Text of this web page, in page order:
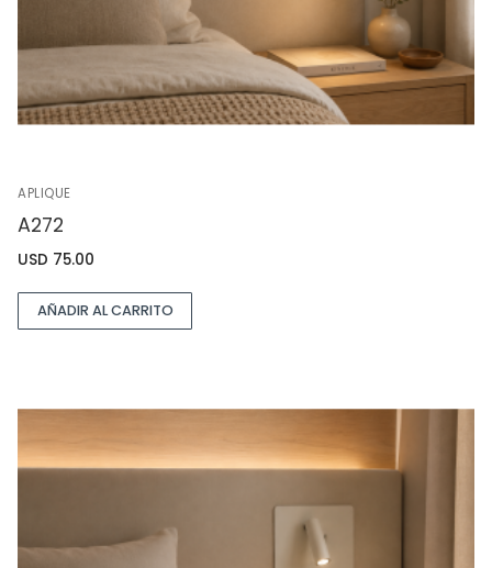
APLIQUE
A272
USD 75.00
AÑADIR AL CARRITO